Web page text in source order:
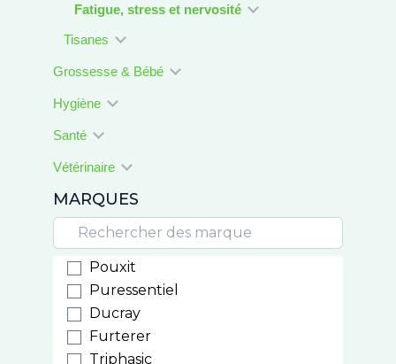
Fatigue, stress et nervosité
Tisanes
Grossesse & Bébé
Hygiène
Santé
Vétérinaire
MARQUES
Pouxit
Puressentiel
Ducray
Furterer
Triphasic